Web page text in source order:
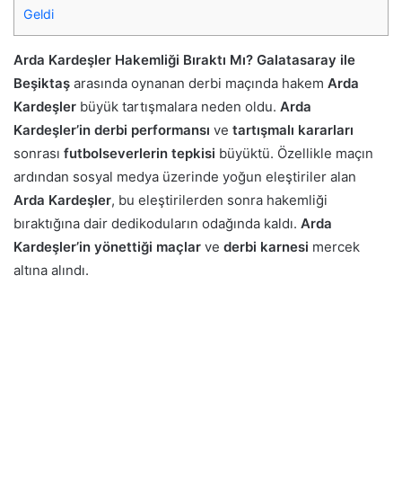
Geldi
Arda Kardeşler Hakemliği Bıraktı Mı? Galatasaray ile
Beşiktaş arasında oynanan derbi maçında hakem Arda
Kardeşler büyük tartışmalara neden oldu. Arda
Kardeşler’in derbi performansı ve tartışmalı kararları
sonrası futbolseverlerin tepkisi büyüktü. Özellikle maçın
ardından sosyal medya üzerinde yoğun eleştiriler alan
Arda Kardeşler, bu eleştirilerden sonra hakemliği
bıraktığına dair dedikoduların odağında kaldı. Arda
Kardeşler’in yönettiği maçlar ve derbi karnesi mercek
altına alındı.